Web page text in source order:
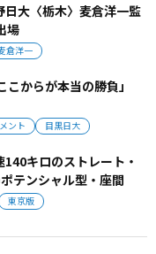
日大〈栃木〉麦倉洋一監
場
倉洋一
こからが本当の勝負」
ント 目黒日大
キロのストレート・
テンシャル型・座間
東京版